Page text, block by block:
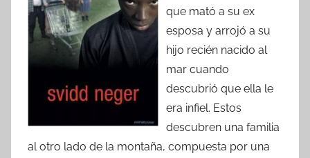
que mató a su ex
esposa y arrojó a su
hijo recién nacido al
mar cuando
descubrió que ella le
era infiel. Estos
descubren una familia
al otro lado de la montaña, compuesta por una